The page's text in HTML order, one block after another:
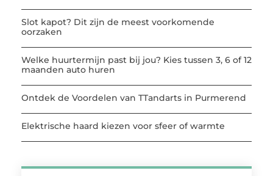
Slot kapot? Dit zijn de meest voorkomende
oorzaken
Welke huurtermijn past bij jou? Kies tussen 3, 6 of 12
maanden auto huren
Ontdek de Voordelen van TTandarts in Purmerend
Elektrische haard kiezen voor sfeer of warmte